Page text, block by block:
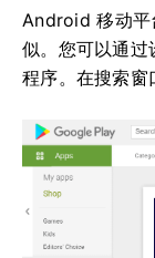
Android 移动平
似。您可以通
程序。在搜索窗